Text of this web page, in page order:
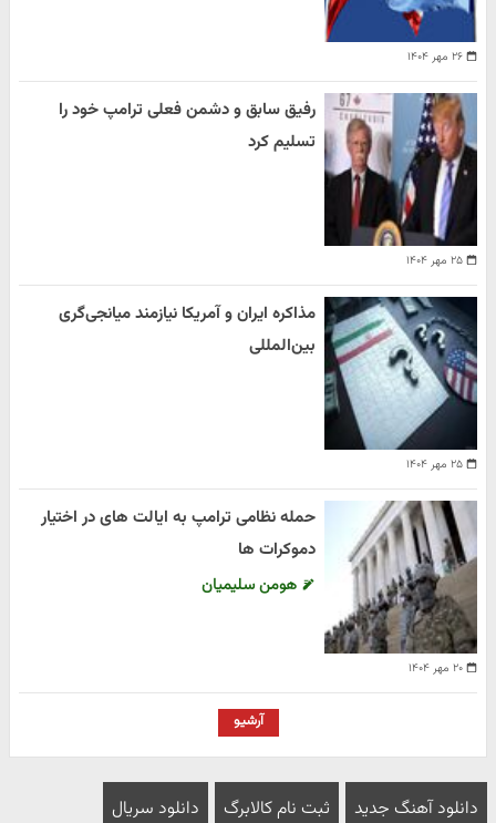
۲۶ مهر ۱۴۰۴
۲۵ مهر ۱۴۰۴
رفیق سابق و دشمن فعلی ترامپ خود را
تسلیم کرد
۲۵ مهر ۱۴۰۴
مذاکره ایران و آمریکا نیازمند میانجی‌گری
بین‌المللی
۲۰ مهر ۱۴۰۴
حمله نظامی ترامپ به ایالت های در اختیار
دموکرات ها
هومن سلیمیان
آرشیو
دانلود آهنگ جدید ثبت نام کالابرگ دانلود سریال